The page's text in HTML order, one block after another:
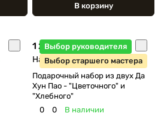
В корзину
Выбор руководителя
Выбор старшего мастера
1 250 ₽
Начислим+62 бонуса
Подарочный набор из двух Да
Хун Пао - "Цветочного" и
"Хлебного"
0
0 В наличии